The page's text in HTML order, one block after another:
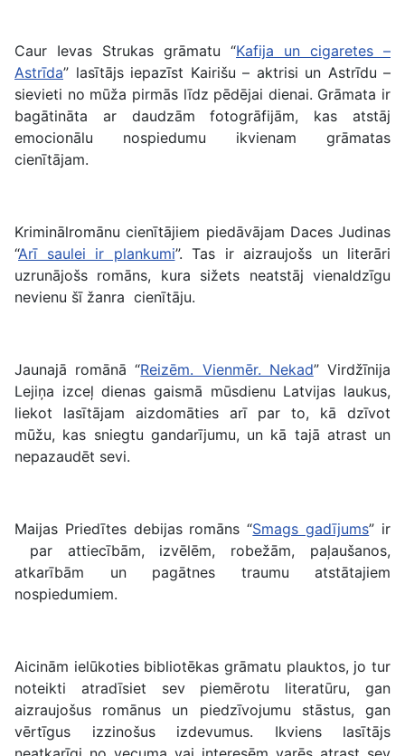
Caur Ievas Strukas grāmatu “Kafija un cigaretes –
Astrīda” lasītājs iepazīst Kairišu – aktrisi un Astrīdu –
sievieti no mūža pirmās līdz pēdējai dienai. Grāmata ir
bagātināta ar daudzām fotogrāfijām, kas atstāj
emocionālu nospiedumu ikvienam grāmatas
cienītājam.
Kriminālromānu cienītājiem piedāvājam Daces Judinas
“Arī saulei ir plankumi”. Tas ir aizraujošs un literāri
uzrunājošs romāns, kura sižets neatstāj vienaldzīgu
nevienu šī žanra cienītāju.
Jaunajā romānā “Reizēm. Vienmēr. Nekad” Virdžīnija
Lejiņa izceļ dienas gaismā mūsdienu Latvijas laukus,
liekot lasītājam aizdomāties arī par to, kā dzīvot
mūžu, kas sniegtu gandarījumu, un kā tajā atrast un
nepazaudēt sevi.
Maijas Priedītes debijas romāns “Smags gadījums” ir
par attiecībām, izvēlēm, robežām, paļaušanos,
atkarībām un pagātnes traumu atstātajiem
nospiedumiem.
Aicinām ielūkoties bibliotēkas grāmatu plauktos, jo tur
noteikti atradīsiet sev piemērotu literatūru, gan
aizraujošus romānus un piedzīvojumu stāstus, gan
vērtīgus izzinošus izdevumus. Ikviens lasītājs